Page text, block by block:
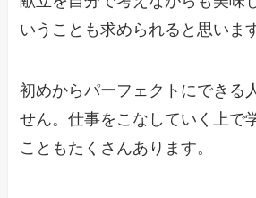
いうことも求められると思いま
初めからパーフェクトにできる
せん。仕事をこなしていく上で
こともたくさんあります。